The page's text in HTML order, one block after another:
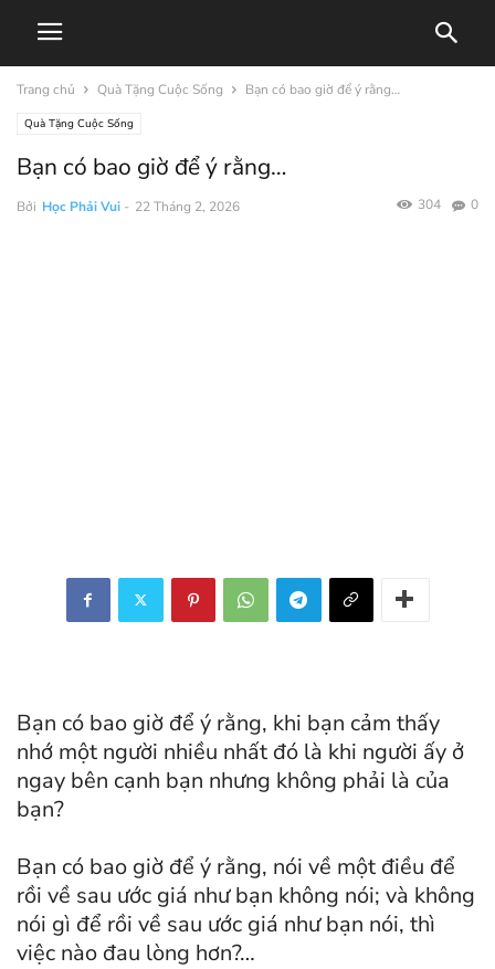
Trang chủ Quà Tặng Cuộc Sống Bạn có bao giờ để ý rằng…
Quà Tặng Cuộc Sống
Bạn có bao giờ để ý rằng…
Bởi Học Phải Vui - 22 Tháng 2, 2026 0
304
Bạn có bao giờ để ý rằng, khi bạn cảm thấy
nhớ một người nhiều nhất đó là khi người ấy ở
ngay bên cạnh bạn nhưng không phải là của
bạn?
Bạn có bao giờ để ý rằng, nói về một điều để
rồi về sau ước giá như bạn không nói; và không
nói gì để rồi về sau ước giá như bạn nói, thì
việc nào đau lòng hơn?…